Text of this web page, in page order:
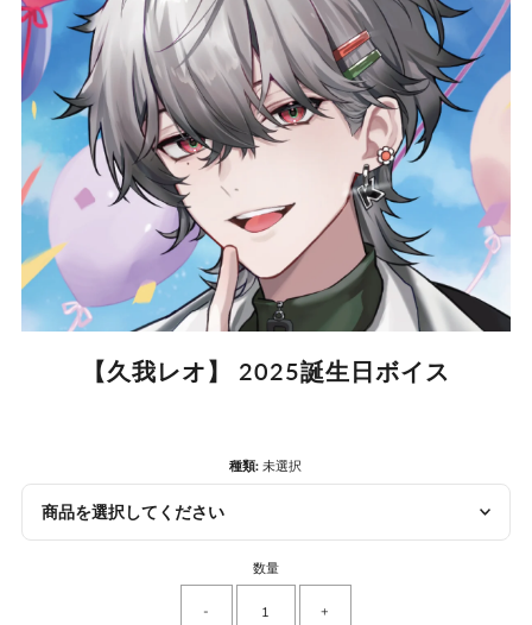
【久我レオ】 2025誕生日ボイス
種類: 未選択
商品を選択してください
数量
- +